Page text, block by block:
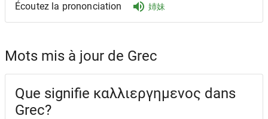
Écoutez la prononciation
姉妹
Mots mis à jour de Grec
Que signifie καλλιεργημενος dans
Grec?